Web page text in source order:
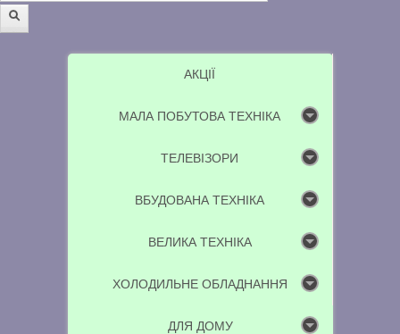
АКЦІЇ
МАЛА ПОБУТОВА ТЕХНІКА
ТЕЛЕВІЗОРИ
ВБУДОВАНА ТЕХНІКА
ВЕЛИКА ТЕХНІКА
ХОЛОДИЛЬНЕ ОБЛАДНАННЯ
ДЛЯ ДОМУ